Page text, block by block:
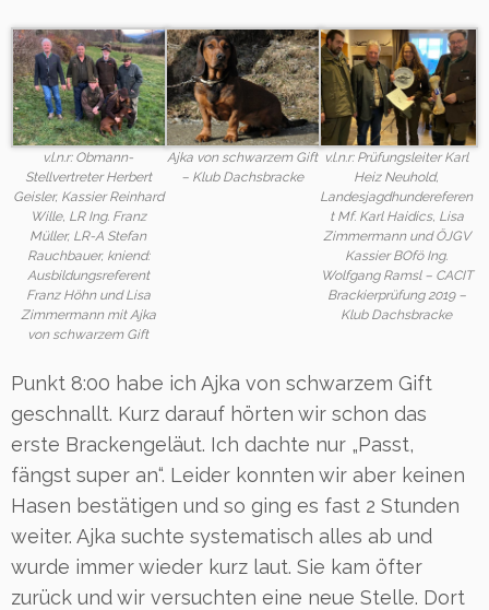
v.l.n.r: Obmann-
Stellvertreter Herbert
Geisler, Kassier Reinhard
Wille, LR Ing. Franz
Müller, LR-A Stefan
Rauchbauer, kniend:
Ausbildungsreferent
Franz Höhn und Lisa
Zimmermann mit Ajka
von schwarzem Gift
Ajka von schwarzem Gift
– Klub Dachsbracke
v.l.n.r: Prüfungsleiter Karl
Heiz Neuhold,
Landesjagdhundereferen
t Mf. Karl Haidics, Lisa
Zimmermann und ÖJGV
Kassier BOfö Ing.
Wolfgang Ramsl – CACIT
Brackierprüfung 2019 –
Klub Dachsbracke
Punkt 8:00 habe ich Ajka von schwarzem Gift
geschnallt. Kurz darauf hörten wir schon das
erste Brackengeläut. Ich dachte nur „Passt,
fängst super an“. Leider konnten wir aber keinen
Hasen bestätigen und so ging es fast 2 Stunden
weiter. Ajka suchte systematisch alles ab und
wurde immer wieder kurz laut. Sie kam öfter
zurück und wir versuchten eine neue Stelle. Dort